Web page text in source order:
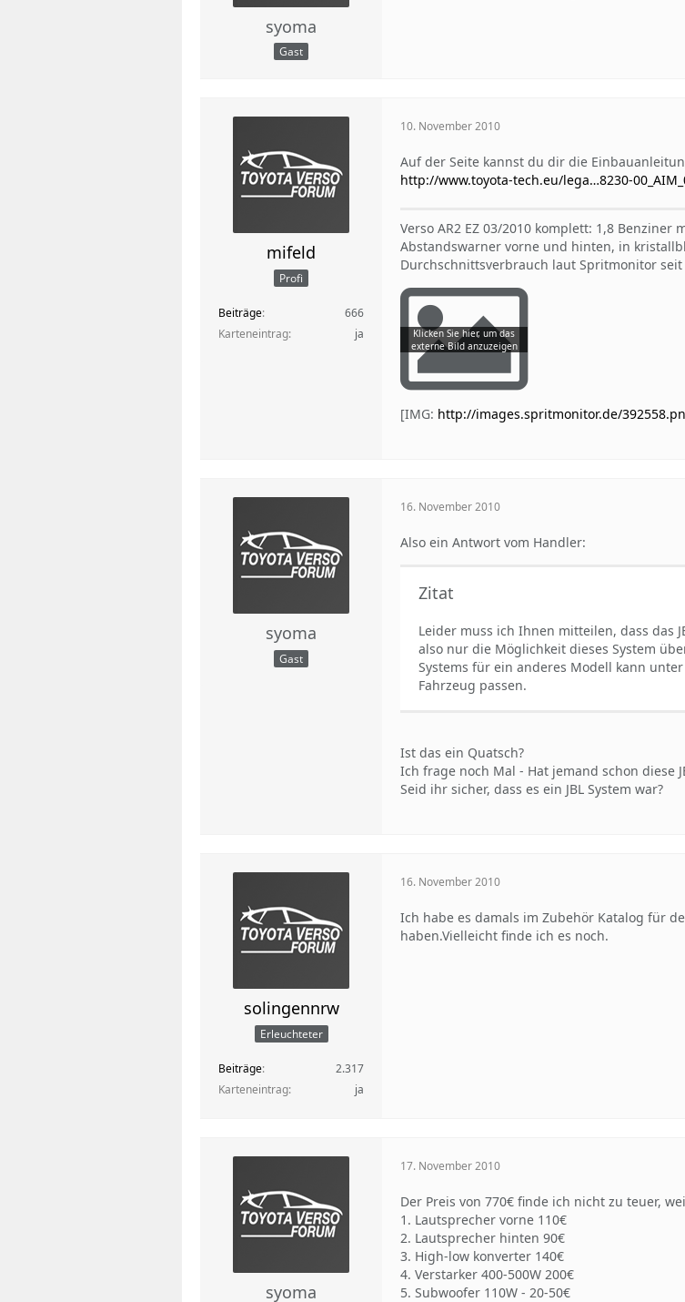
syoma
Gast
mifeld
Profi
Beiträge
666
Karteneintrag
ja
10. November 2010
Auf der Seite kannst du dir die
http://www.toyota-tech.eu/lega…8230-
Verso AR2 EZ 03/2010 komplett: 1,8
Abstandswarner vorne und hinten, in
Durchschnittsverbrauch laut Spritmonitor
[IMG: http://images.spritmonitor.de/
syoma
Gast
16. November 2010
Also ein Antwort vom Handler:
Zitat
Leider muss ich Ihnen mitteilen, dass das
also nur die Möglichkeit dieses System
Systems für ein anderes Modell kann
Fahrzeug passen.
Ist das ein Quatsch?
Ich frage noch Mal - Hat jemand schon diese
Seid ihr sicher, dass es ein JBL System war?
solingennrw
Erleuchteter
Beiträge
2.317
Karteneintrag
ja
16. November 2010
Ich habe es damals im Zubehör Katalog für
haben.Vielleicht finde ich es noch.
syoma
17. November 2010
Der Preis von 770€ finde ich nicht zu teuer,
1. Lautsprecher vorne 110€
2. Lautsprecher hinten 90€
3. High-low konverter 140€
4. Verstarker 400-500W 200€
5. Subwoofer 110W - 20-50€